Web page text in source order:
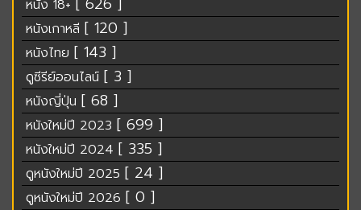
หนัง 18+
หนังเกาหลี [ 120 ]
หนังไทย [ 143 ]
ดูซีรีย์ออนไลน์ [ 3 ]
หนังญี่ปุ่น [ 68 ]
หนังใหม่ปี 2023 [ 699 ]
หนังใหม่ปี 2024 [ 335 ]
ดูหนังใหม่ปี 2025 [ 24 ]
ดูหนังใหม่ปี 2026 [ 0 ]